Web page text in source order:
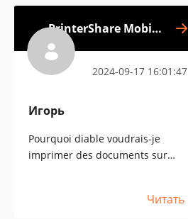
PrinterShare Mobile
2024-09-17 16:01:47
Игорь
Pourquoi diable voudrais-je
imprimer des documents sur
vantent les publicités desЧитать